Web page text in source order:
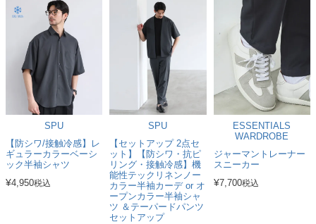
SPU
【防シワ/接触冷感】レ
ギュラーカラーベーシ
ック半袖シャツ
¥4,950税込
SPU
【セットアップ 2点セ
ット】【防シワ・抗ピ
リング・接触冷感】機
能性テックリネンノー
カラー半袖カーデ or オ
ープンカラー半袖シャ
ツ ＆テーパードパンツ
セットアップ
ESSENTIALS
WARDROBE
ジャーマントレーナー
スニーカー
¥7,700税込